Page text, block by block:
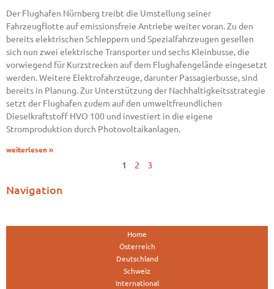
Der Flughafen Nürnberg treibt die Umstellung seiner
Fahrzeugflotte auf emissionsfreie Antriebe weiter voran. Zu den
bereits elektrischen Schleppern und Spezialfahrzeugen gesellen
sich nun zwei elektrische Transporter und sechs Kleinbusse, die
vorwiegend für Kurzstrecken auf dem Flughafengelände eingesetzt
werden. Weitere Elektrofahrzeuge, darunter Passagierbusse, sind
bereits in Planung. Zur Unterstützung der Nachhaltigkeitsstrategie
setzt der Flughafen zudem auf den umweltfreundlichen
Dieselkraftstoff HVO 100 und investiert in die eigene
Stromproduktion durch Photovoltaikanlagen.
weiterlesen »
1 2 3
Navigation
Home
Österreich
Deutschland
Schweiz
International